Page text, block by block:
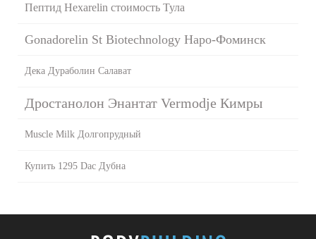
Пептид Hexarelin стоимость Тула
Gonadorelin St Biotechnology Наро-Фоминск
Дека Дураболин Салават
Дростанолон Энантат Vermodje Кимры
Muscle Milk Долгопрудный
Купить 1295 Dac Дубна